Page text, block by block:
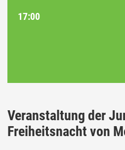
17:00
Veranstaltung der
Freiheitsnacht von